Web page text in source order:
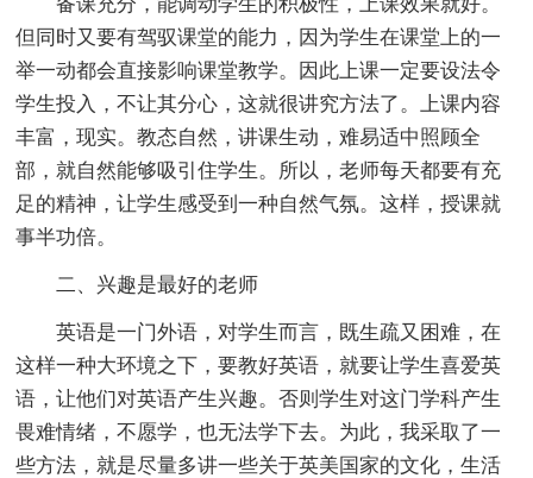
但同时又要有驾驭课堂的能力，因为学生在课堂上的一
举一动都会直接影响课堂教学。因此上课一定要设法令
学生投入，不让其分心，这就很讲究方法了。上课内容
丰富，现实。教态自然，讲课生动，难易适中照顾全
部，就自然能够吸引住学生。所以，老师每天都要有充
足的精神，让学生感受到一种自然气氛。这样，授课就
事半功倍。
二、兴趣是最好的老师
英语是一门外语，对学生而言，既生疏又困难，在
这样一种大环境之下，要教好英语，就要让学生喜爱英
语，让他们对英语产生兴趣。否则学生对这门学科产生
畏难情绪，不愿学，也无法学下去。为此，我采取了一
些方法，就是尽量多讲一些关于英美国家的文化，生活